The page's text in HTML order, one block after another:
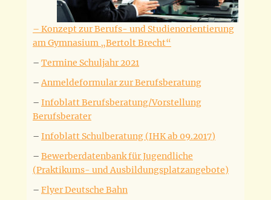
– Konzept zur Berufs- und Studienorientierung
am Gymnasium „Bertolt Brecht“
– Termine Schuljahr 2021
–Anmeldeformular zur Berufsberatung
– Infoblatt Berufsberatung/Vorstellung
Berufsberater
– Infoblatt Schulberatung (IHK ab 09.2017)
– Bewerberdatenbank für Jugendliche
(Praktikums- und Ausbildungsplatzangebote)
– Flyer Deutsche Bahn